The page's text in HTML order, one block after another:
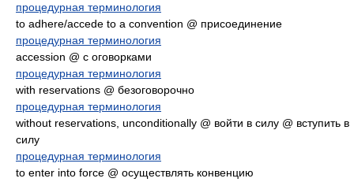
процедурная терминология
to adhere/accede to a convention @ присоединение
процедурная терминология
accession @ с оговорками
процедурная терминология
with reservations @ безоговорочно
процедурная терминология
without reservations, unconditionally @ войти в силу @ вступить в
силу
процедурная терминология
to enter into force @ осуществлять конвенцию